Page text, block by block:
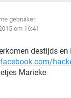
gebruiker
om 16:41
destijds
Marieke